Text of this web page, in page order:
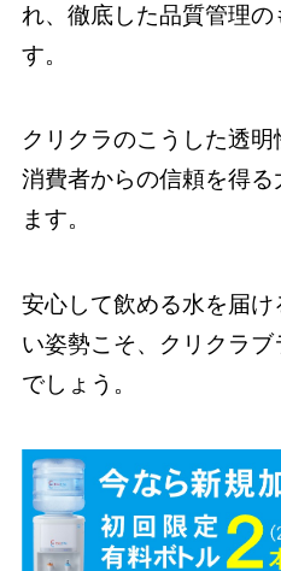
れ、徹底した品質管理の
す。
クリクラのこうした透明
消費者からの信頼を得
ます。
安心して飲める水を届
い姿勢こそ、クリクラ
でしょう。